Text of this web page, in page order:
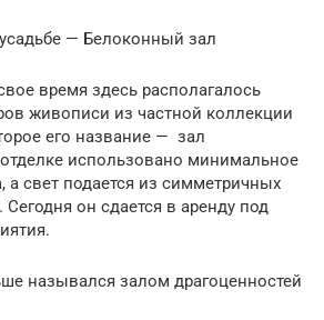
— Белоконный зал
время здесь располагалось
живописи из частной коллекции
его название — зал
использовано минимальное
а свет подается из симметричных
он сдается в аренду под
назывался залом драгоценностей